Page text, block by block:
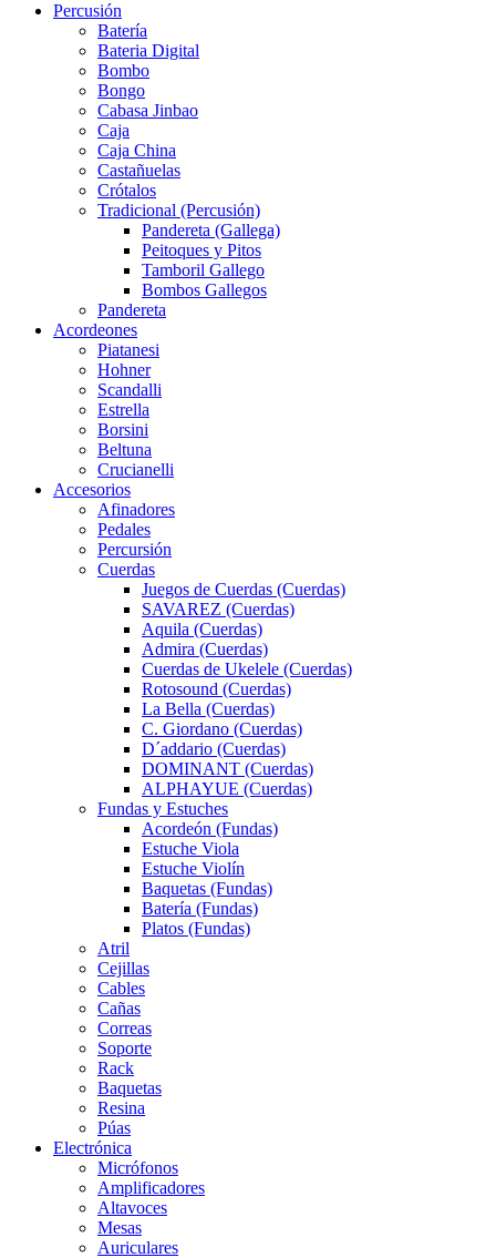
Percusión
Batería
Bateria Digital
Bombo
Bongo
Cabasa Jinbao
Caja
Caja China
Castañuelas
Crótalos
Tradicional (Percusión)
Pandereta (Gallega)
Peitoques y Pitos
Tamboril Gallego
Bombos Gallegos
Pandereta
Acordeones
Piatanesi
Hohner
Scandalli
Estrella
Borsini
Beltuna
Crucianelli
Accesorios
Afinadores
Pedales
Percursión
Cuerdas
Juegos de Cuerdas (Cuerdas)
SAVAREZ (Cuerdas)
Aquila (Cuerdas)
Admira (Cuerdas)
Cuerdas de Ukelele (Cuerdas)
Rotosound (Cuerdas)
La Bella (Cuerdas)
C. Giordano (Cuerdas)
D´addario (Cuerdas)
DOMINANT (Cuerdas)
ALPHAYUE (Cuerdas)
Fundas y Estuches
Acordeón (Fundas)
Estuche Viola
Estuche Violín
Baquetas (Fundas)
Batería (Fundas)
Platos (Fundas)
Atril
Cejillas
Cables
Cañas
Correas
Soporte
Rack
Baquetas
Resina
Púas
Electrónica
Micrófonos
Amplificadores
Altavoces
Mesas
Auriculares